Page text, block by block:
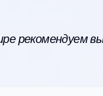
рекомендуем